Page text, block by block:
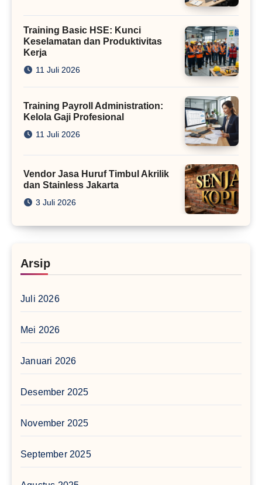
Training Basic HSE: Kunci
Keselamatan dan Produktivitas
Kerja
11 Juli 2026
Training Payroll Administration:
Kelola Gaji Profesional
11 Juli 2026
Vendor Jasa Huruf Timbul Akrilik
dan Stainless Jakarta
3 Juli 2026
Arsip
Juli 2026
Mei 2026
Januari 2026
Desember 2025
November 2025
September 2025